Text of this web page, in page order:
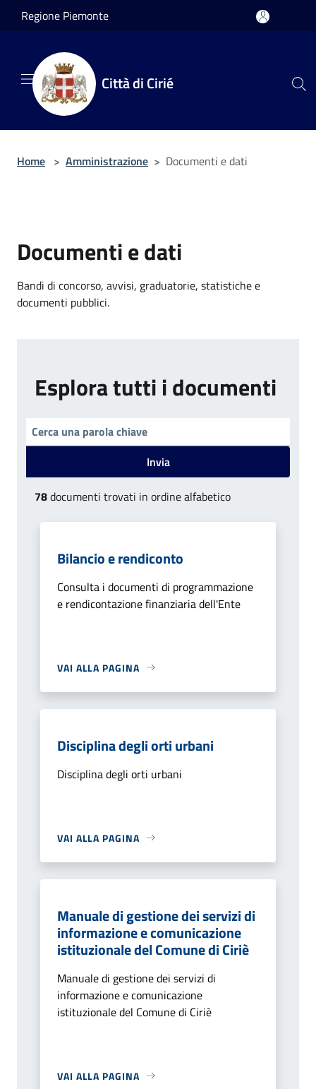
Salta al contenuto principale
Regione Piemonte
Città di Cirié
Home > Amministrazione > Documenti e dati
Documenti e dati
Bandi di concorso, avvisi, graduatorie, statistiche e
documenti pubblici.
Esplora tutti i documenti
Invia
78documenti trovati in ordine alfabetico
Bilancio e rendiconto
Consulta i documenti di programmazione
e rendicontazione finanziaria dell'Ente
VAI ALLA PAGINA
Disciplina degli orti urbani
Disciplina degli orti urbani
VAI ALLA PAGINA
Manuale di gestione dei servizi di
informazione e comunicazione
istituzionale del Comune di Ciriè
Manuale di gestione dei servizi di
informazione e comunicazione
istituzionale del Comune di Ciriè
VAI ALLA PAGINA